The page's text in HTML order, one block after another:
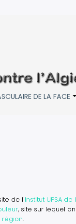
DE LA FACE
de l'Institut UPSA
, site sur lequel
région.